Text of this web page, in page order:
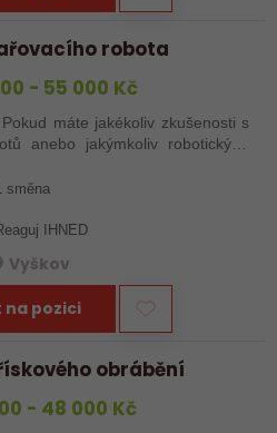
robota
- 55 000 Kč
máte jakékoliv zkušenosti s
anebo jakýmkoliv robotickým,
směna
IHNED
Vyškov
na pozici
obrábění
- 48 000 Kč